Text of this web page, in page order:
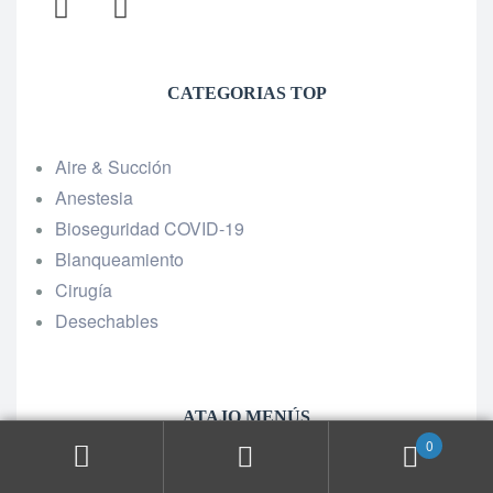
CATEGORIAS TOP
Aire & Succión
Anestesia
Bioseguridad COVID-19
Blanqueamiento
Cirugía
Desechables
ATAJO MENÚS
Home
0